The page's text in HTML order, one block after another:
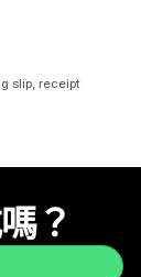
slip, receipt
？